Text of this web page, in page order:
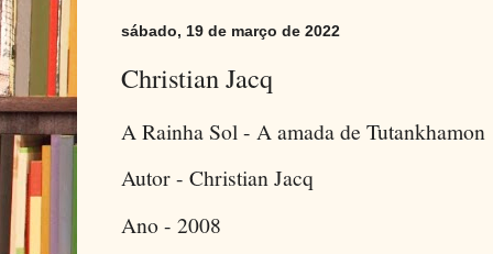
sábado, 19 de março de 2022
Christian Jacq
A Rainha Sol - A amada de Tutankhamon
Autor - Christian Jacq
Ano - 2008